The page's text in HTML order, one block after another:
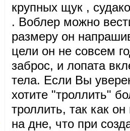
крупных щук ,
. Воблер можно
размеру он
цели он не совсем
заброс, и лопата
тела. Если Вы
хотите "троллить"
троллить, так как
на дне, что при